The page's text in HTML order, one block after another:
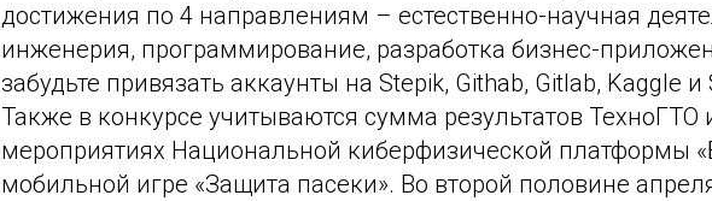
достижения по 4 направлениям – естественно-научная
инженерия, программирование, разработка бизнес-
забудьте привязать аккаунты на Stepik, Githab, Gitlab, Kaggle и
Также в конкурсе учитываются сумма результатов ТехноГТО
мероприятиях Национальной киберфизической платформы
мобильной игре «Защита пасеки». Во второй половине